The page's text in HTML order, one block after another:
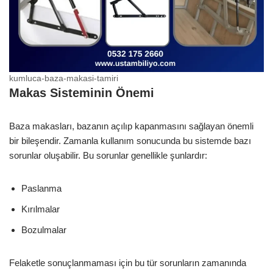
kumluca-baza-makasi-tamiri
Makas Sisteminin Önemi
Baza makasları, bazanın açılıp kapanmasını sağlayan önemli
bir bileşendir. Zamanla kullanım sonucunda bu sistemde bazı
sorunlar oluşabilir. Bu sorunlar genellikle şunlardır:
Paslanma
Kırılmalar
Bozulmalar
Felaketle sonuçlanmaması için bu tür sorunların zamanında